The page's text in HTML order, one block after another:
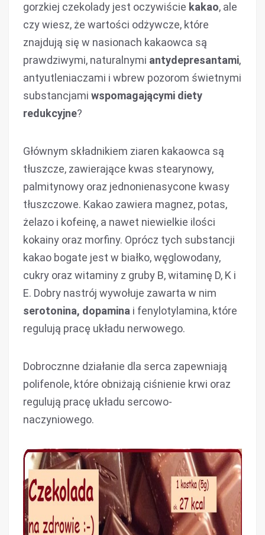
gorzkiej czekolady jest oczywiście kakao, ale
czy wiesz, że wartości odżywcze, które
znajdują się w nasionach kakaowca są
prawdziwymi, naturalnymi antydepresantami,
antyutleniaczami i wbrew pozorom świetnymi
substancjami wspomagającymi diety
redukcyjne?
Głównym składnikiem ziaren kakaowca są
tłuszcze, zawierające kwas stearynowy,
palmitynowy oraz jednonienasycone kwasy
tłuszczowe. Kakao zawiera magnez, potas,
żelazo i kofeinę, a nawet niewielkie ilości
kokainy oraz morfiny. Oprócz tych substancji
kakao bogate jest w białko, węglowodany,
cukry oraz witaminy z gruby B, witaminę D, K i
E. Dobry nastrój wywołuje zawarta w nim
serotonina, dopamina i fenylotylamina, które
regulują pracę układu nerwowego.
Dobrocznne działanie dla serca zapewniają
polifenole, które obniżają ciśnienie krwi oraz
regulują pracę układu sercowo-
naczyniowego.